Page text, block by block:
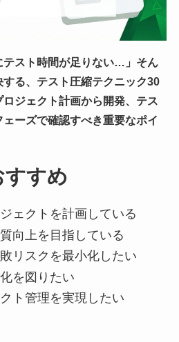
テスト時間が足りない…」そん
る、テスト圧縮テクニック30
ジェクト計画から開発、テス
ェーズで確認すべき重要なポイ
すすめ
ェクトを計画している
向上を目指している
リスクを最小化したい
を図りたい
ト管理を実現したい